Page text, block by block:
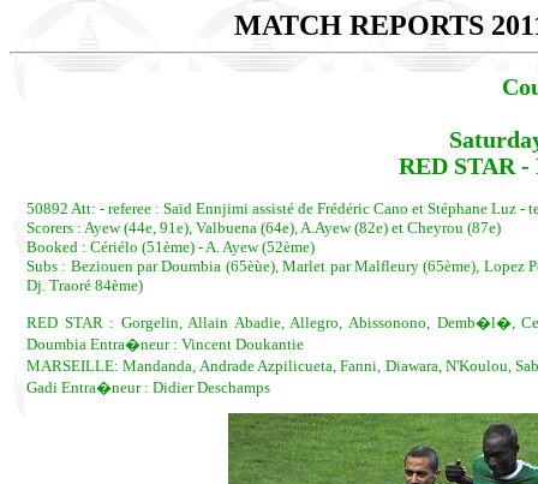
MATCH REPORTS
RED STAR
50892 Att: - referee : Saïd Ennjimi assisté de Frédéric Cano et Stéphane Luz -
Scorers : Ayew (44e, 91e), Valbuena (64e), A.Ayew (82e) et Cheyrou (87e)
Booked : Cériélo (51ème) - A. Ayew (52ème)
Subs : Beziouen par Doumbia (65èùe), Marlet par Malfleury (65ème), Lopez
Dj. Traoré 84ème)
RED STAR : Gorgelin, Allain Abadie, Allegro, Abissonono, Demb�l�,
Doumbia Entra�neur : Vincent Doukantie
MARSEILLE: Mandanda, Andrade Azpilicueta, Fanni, Diawara, N'Koulou,
Gadi Entra�neur : Didier Deschamps